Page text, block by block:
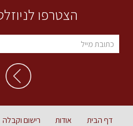
הצטרפו
דף הבית אודות רישום וקבלה